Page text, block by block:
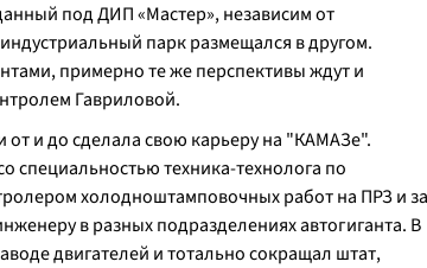
под ДИП «Мастер», независим от
парк размещался в другом.
примерно те же перспективы ждут и
Гавриловой.
и до сделала свою карьеру на "КАМАЗе".
специальностью техника-технолога по
холодноштамповочных работ на ПРЗ и за
в разных подразделениях автогиганта. В
двигателей и тотально сокращал штат,